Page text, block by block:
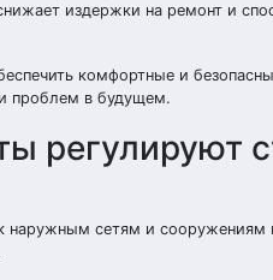
издержки на ремонт и
комфортные и
проблем в будущем.
регулируют
сетям и сооружениям